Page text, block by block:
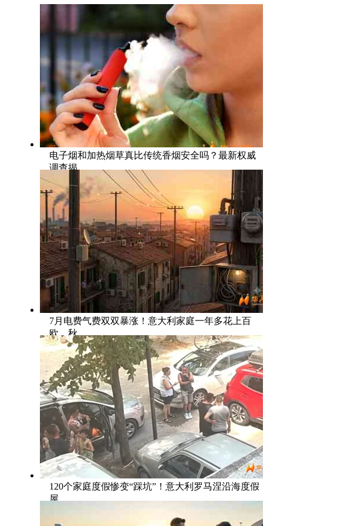
电子烟和加热烟草真比传统香烟安全吗？最新权威
调查揭
7月电费气费双双暴涨！意大利家庭一年多花上百
欧，秋
120个家庭度假惨变“踩坑”！意大利罗马涅沿海度假
屋